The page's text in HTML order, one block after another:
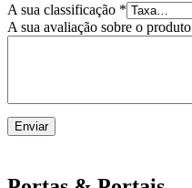
A sua classificação *
A sua avaliação sobre o produto